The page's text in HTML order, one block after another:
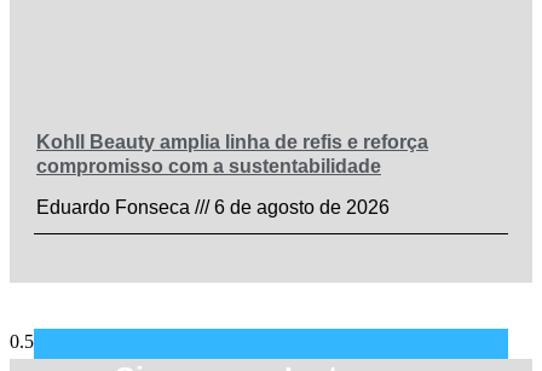
Kohll Beauty amplia linha de refis e reforça
compromisso com a sustentabilidade
Eduardo Fonseca
6 de agosto de 2026